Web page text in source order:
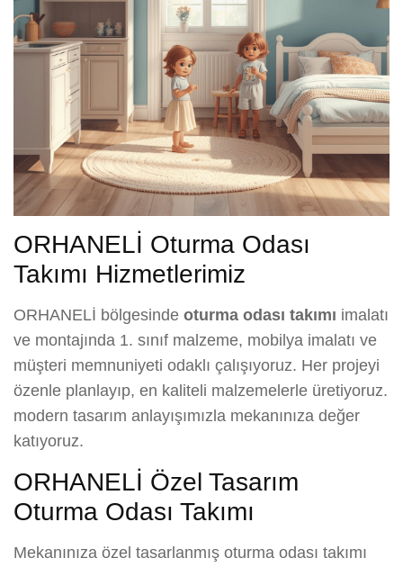
ORHANELİ Oturma Odası
Takımı Hizmetlerimiz
ORHANELİ bölgesinde oturma odası takımı imalatı
ve montajında 1. sınıf malzeme, mobilya imalatı ve
müşteri memnuniyeti odaklı çalışıyoruz. Her projeyi
özenle planlayıp, en kaliteli malzemelerle üretiyoruz.
modern tasarım anlayışımızla mekanınıza değer
katıyoruz.
ORHANELİ Özel Tasarım
Oturma Odası Takımı
Mekanınıza özel tasarlanmış oturma odası takımı